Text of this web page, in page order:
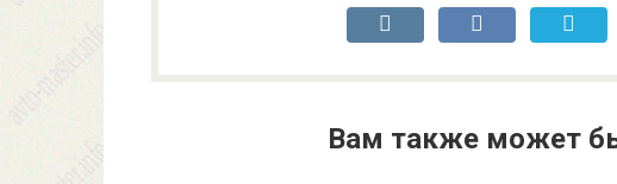
Вам также может